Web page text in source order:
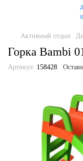
Активный отдых
Горка Bambi
Артикул: 158428